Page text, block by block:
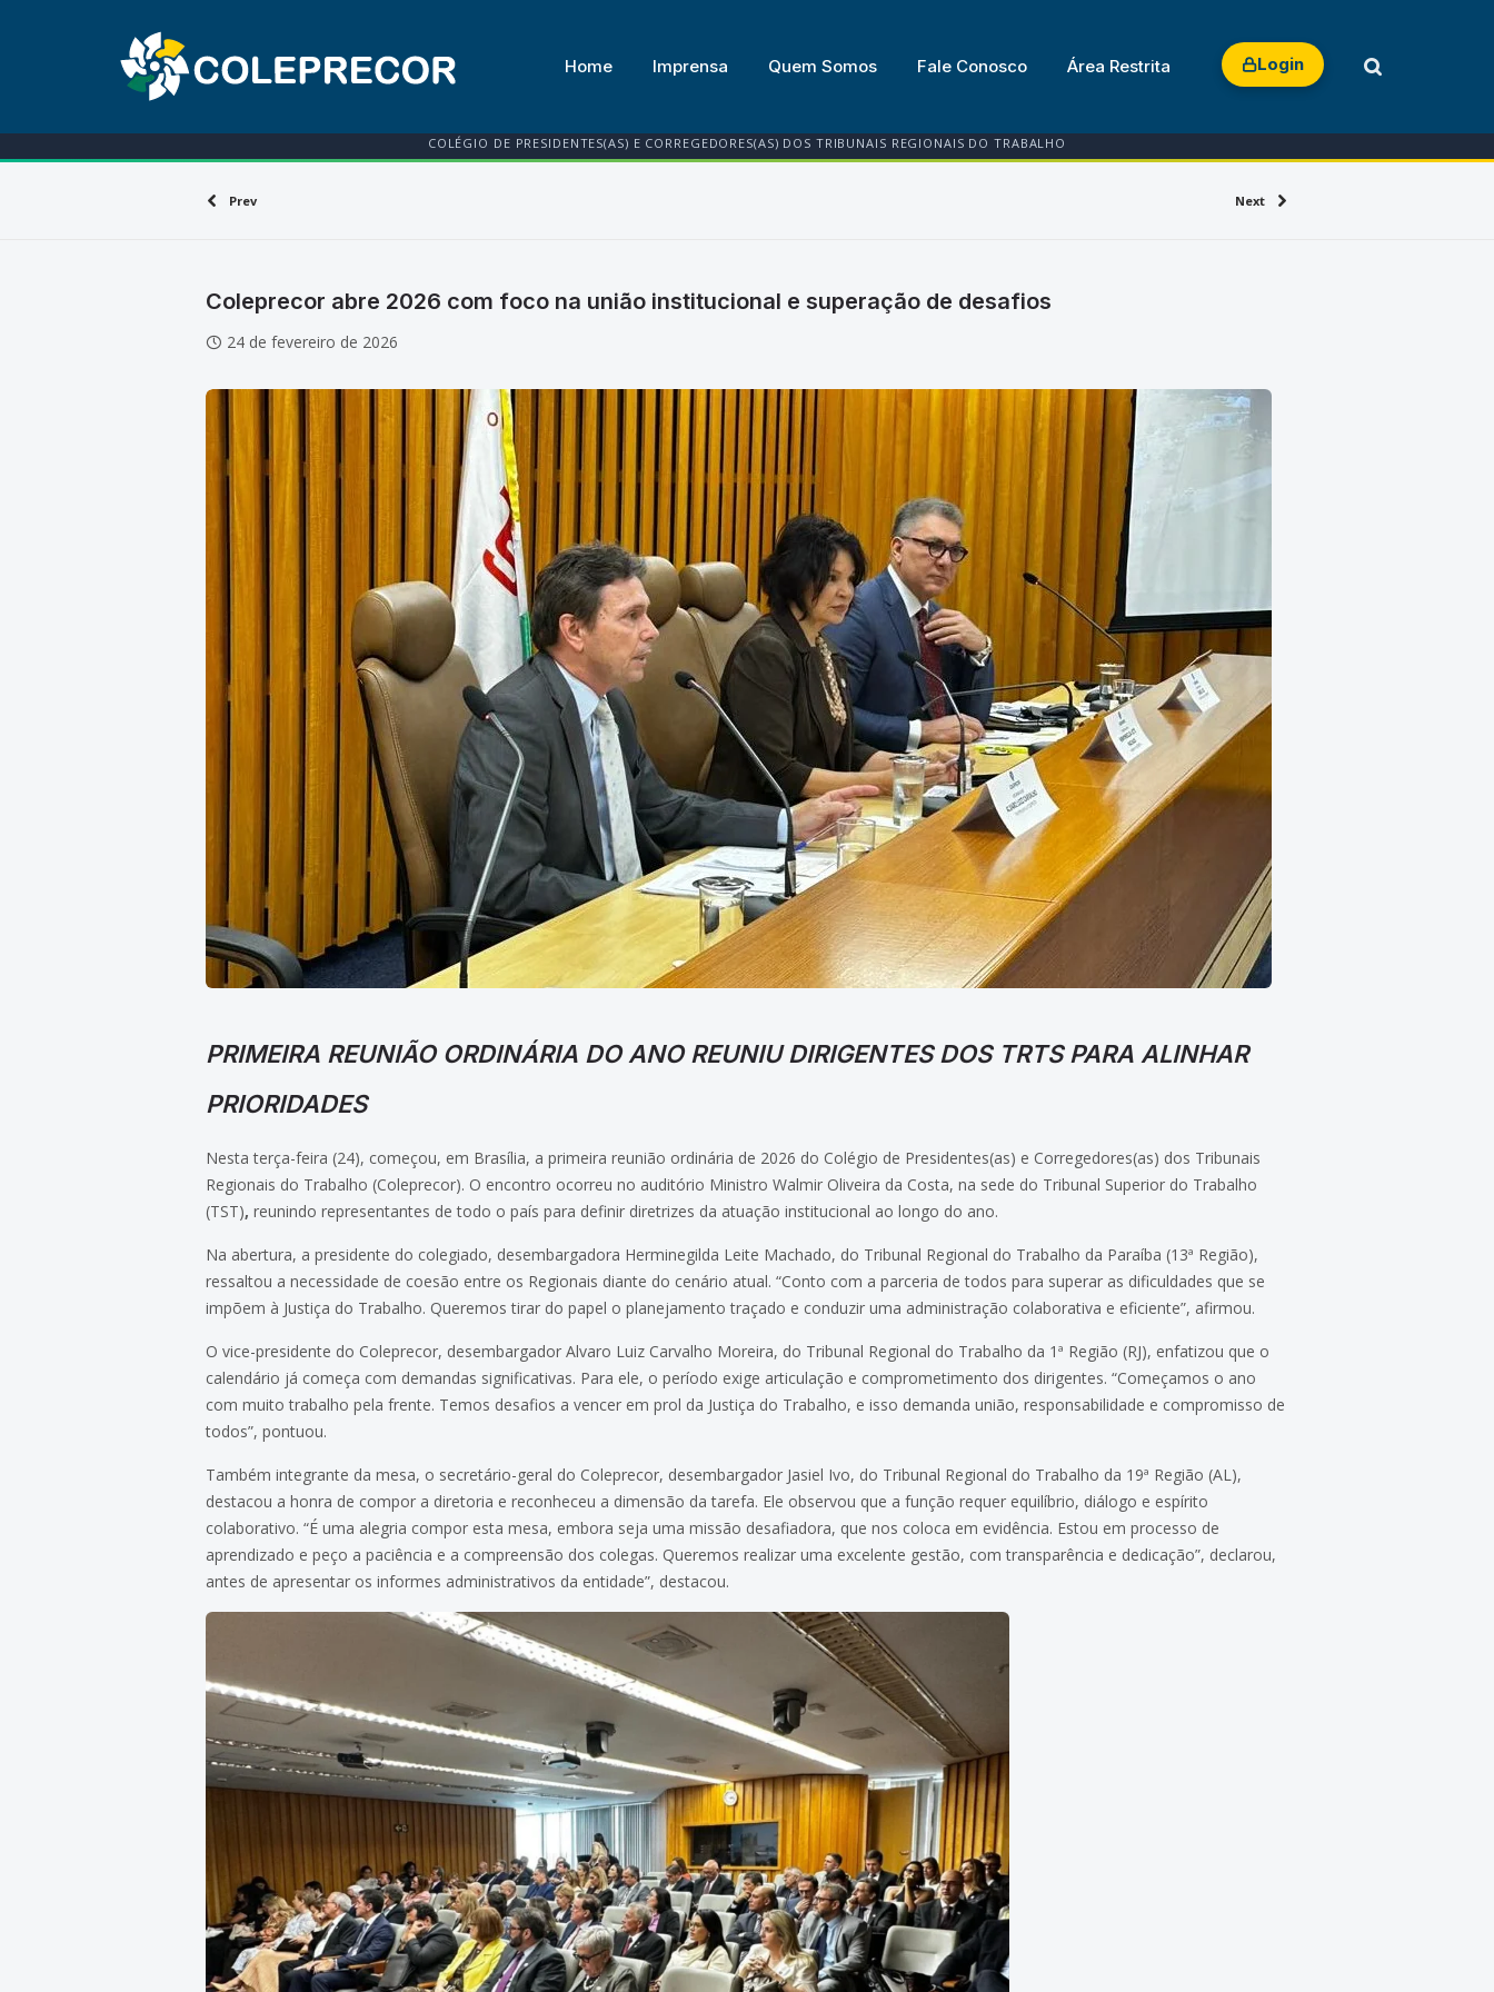
Home Imprensa Quem Somos Fale Conosco Área Restrita Login
COLÉGIO DE PRESIDENTES(AS) E CORREGEDORES(AS) DOS TRIBUNAIS REGIONAIS DO TRABALHO
Prev Next
Coleprecor abre 2026 com foco na união institucional e superação de desafios
24 de fevereiro de 2026
PRIMEIRA REUNIÃO ORDINÁRIA DO ANO REUNIU DIRIGENTES DOS TRTS PARA ALINHAR
PRIORIDADES
Nesta terça-feira (24), começou, em Brasília, a primeira reunião ordinária de 2026 do Colégio de Presidentes(as) e Corregedores(as) dos Tribunais
Regionais do Trabalho (Coleprecor). O encontro ocorreu no auditório Ministro Walmir Oliveira da Costa, na sede do Tribunal Superior do Trabalho
(TST), reunindo representantes de todo o país para definir diretrizes da atuação institucional ao longo do ano.
Na abertura, a presidente do colegiado, desembargadora Herminegilda Leite Machado, do Tribunal Regional do Trabalho da Paraíba (13ª Região),
ressaltou a necessidade de coesão entre os Regionais diante do cenário atual. “Conto com a parceria de todos para superar as dificuldades que se
impõem à Justiça do Trabalho. Queremos tirar do papel o planejamento traçado e conduzir uma administração colaborativa e eficiente”, afirmou.
O vice-presidente do Coleprecor, desembargador Alvaro Luiz Carvalho Moreira, do Tribunal Regional do Trabalho da 1ª Região (RJ), enfatizou que o
calendário já começa com demandas significativas. Para ele, o período exige articulação e comprometimento dos dirigentes. “Começamos o ano
com muito trabalho pela frente. Temos desafios a vencer em prol da Justiça do Trabalho, e isso demanda união, responsabilidade e compromisso de
todos”, pontuou.
Também integrante da mesa, o secretário-geral do Coleprecor, desembargador Jasiel Ivo, do Tribunal Regional do Trabalho da 19ª Região (AL),
destacou a honra de compor a diretoria e reconheceu a dimensão da tarefa. Ele observou que a função requer equilíbrio, diálogo e espírito
colaborativo. “É uma alegria compor esta mesa, embora seja uma missão desafiadora, que nos coloca em evidência. Estou em processo de
aprendizado e peço a paciência e a compreensão dos colegas. Queremos realizar uma excelente gestão, com transparência e dedicação”, declarou,
antes de apresentar os informes administrativos da entidade”, destacou.